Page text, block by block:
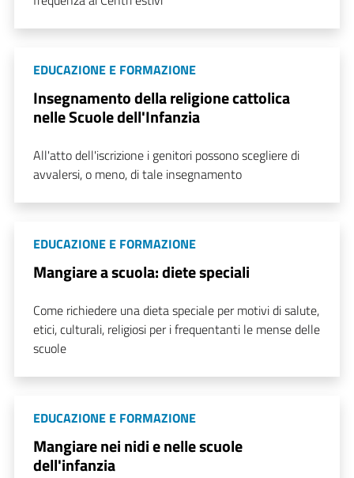
EDUCAZIONE E FORMAZIONE
Insegnamento della religione cattolica
nelle Scuole dell'Infanzia
All'atto dell'iscrizione i genitori possono scegliere di
avvalersi, o meno, di tale insegnamento
EDUCAZIONE E FORMAZIONE
Mangiare a scuola: diete speciali
Come richiedere una dieta speciale per motivi di salute,
etici, culturali, religiosi per i frequentanti le mense delle
scuole
EDUCAZIONE E FORMAZIONE
Mangiare nei nidi e nelle scuole
dell'infanzia